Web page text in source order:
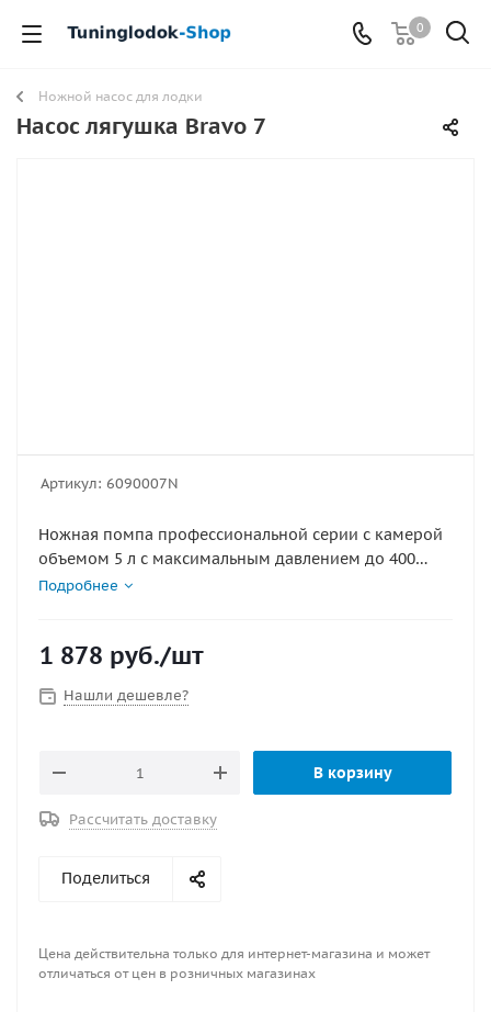
0
Ножной насос для лодки
Насос лягушка Bravo 7
Артикул: 6090007N
Ножная помпа профессиональной серии с камерой
объемом 5 л с максимальным давлением до 400
мБар, опорные поверхности которой выполнены из
Размеры: 28 х 21 х 6 см. В комплекте набор
и шланг нового поколения.
Подробнее
1 878 руб./шт
Нашли дешевле?
В корзину
Рассчитать доставку
Поделиться
Цена действительна только для интернет-магазина и может
отличаться от цен в розничных магазинах